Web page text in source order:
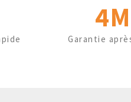
Garantie